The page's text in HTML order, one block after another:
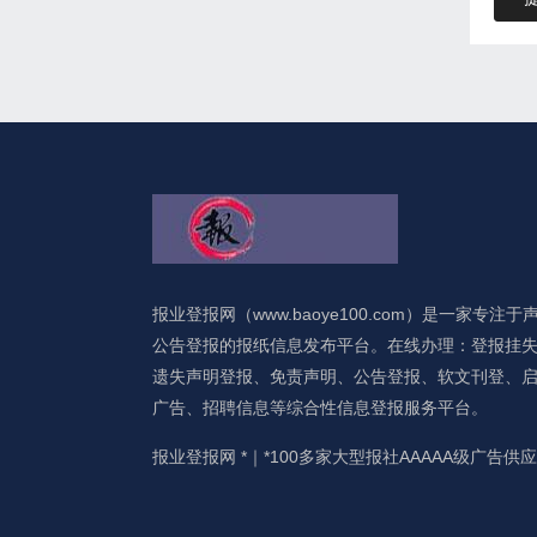
报业登报网（www.baoye100.com）是一家专注于
公告登报的报纸信息发布平台。在线办理：登报挂
遗失声明登报、免责声明、公告登报、软文刊登、
广告、招聘信息等综合性信息登报服务平台。
报业登报网 *｜*100多家大型报社AAAAA级广告供